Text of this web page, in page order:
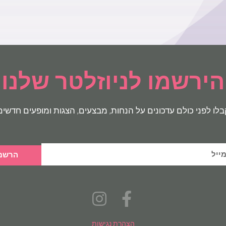
הירשמו לניוזלטר שלנו
לפני כולם עדכונים על הנחות, מבצעים, הצגות ומופעים
הצהרת נגישות